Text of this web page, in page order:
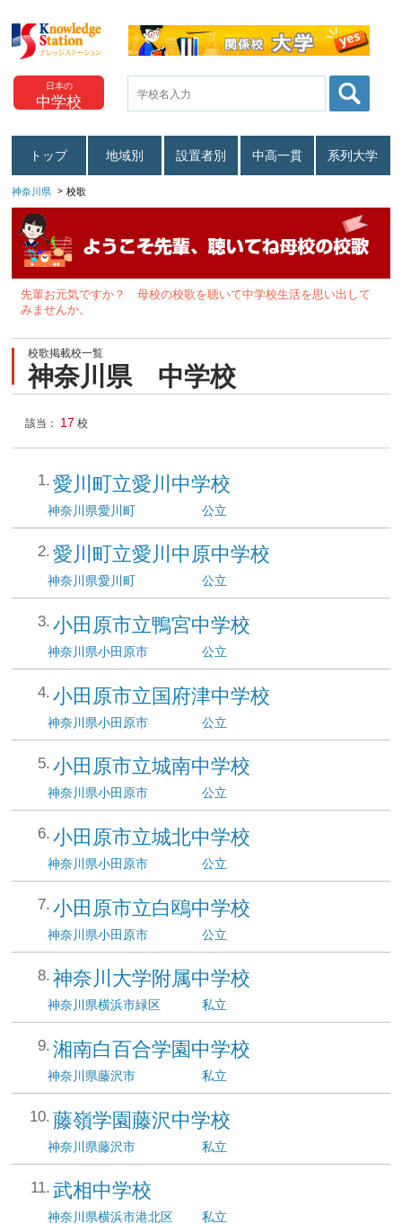
日本の
中学校
トップ 地域別 設置者別 中高一貫 系列大学
神奈川県 校歌
先輩お元気ですか？ 母校の校歌を聴いて中学校生活を思い出して
みませんか。
校歌掲載校一覧
神奈川県 中学校
該当： 17 校
愛川町立愛川中学校
神奈川県愛川町 公立
愛川町立愛川中原中学校
神奈川県愛川町 公立
小田原市立鴨宮中学校
神奈川県小田原市 公立
小田原市立国府津中学校
神奈川県小田原市 公立
小田原市立城南中学校
神奈川県小田原市 公立
小田原市立城北中学校
神奈川県小田原市 公立
小田原市立白鴎中学校
神奈川県小田原市 公立
神奈川大学附属中学校
神奈川県横浜市緑区 私立
湘南白百合学園中学校
神奈川県藤沢市 私立
藤嶺学園藤沢中学校
神奈川県藤沢市 私立
武相中学校
神奈川県横浜市港北区 私立